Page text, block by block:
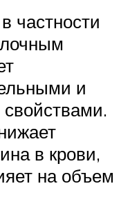
частности
и
в крови,
на объем